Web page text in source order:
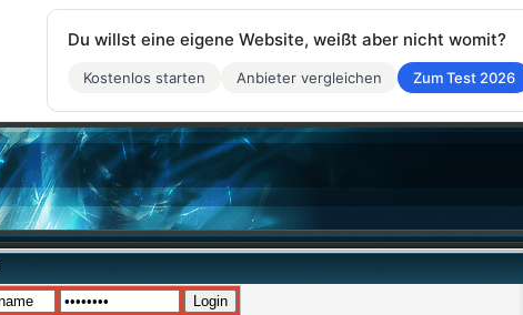
Du willst eine eigene Website, weißt aber nicht womit?
Kostenlos starten Anbieter vergleichen Zum Test 2026